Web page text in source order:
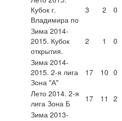
Кубок г.
Владимира по
3 2 0
Зима 2014-
2015. Кубок
открытия.
2 1 0
Зима 2014-
2015. 2-я лига
Зона "А"
17 10 0
Лето 2014. 2-я
лига Зона Б
17 11 2
Зима 2013-